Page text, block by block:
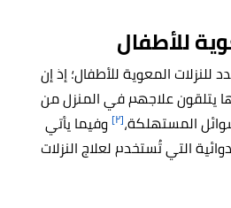
للأطفال
للنزلات المعوية للأطفال؛ إذ إن
يتلقون علاجهم في المنزل من
المستهلكة،[٢]
وفيما يأتي
التي تُستخدم لعلاج النزلات